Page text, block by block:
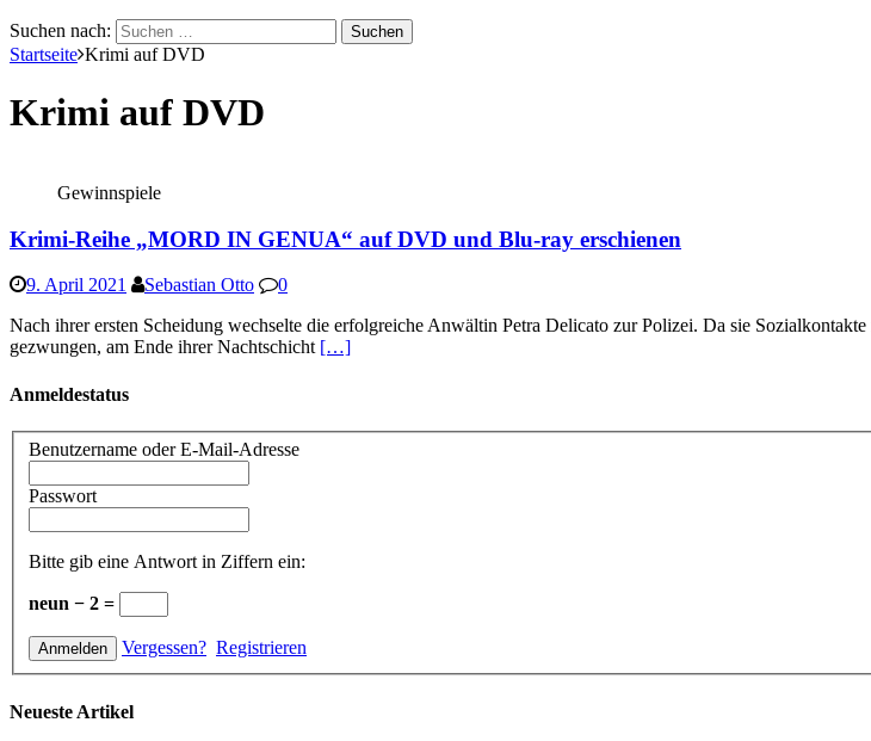
Suchen nach:
Startseite Krimi auf DVD
Krimi auf DVD
Gewinnspiele
Krimi-Reihe „MORD IN GENUA“ auf DVD und Blu-ray erschienen
9. April 2021 Sebastian Otto
0
Nach ihrer ersten Scheidung wechselte die erfolgreiche Anwältin Petra Delicato zur Polizei. Da sie
gezwungen, am Ende ihrer Nachtschicht […]
Anmeldestatus
Benutzername oder E-Mail-Adresse
Passwort
Bitte gib eine Antwort in Ziffern ein:
neun − 2 =
Vergessen? Registrieren
Neueste Artikel